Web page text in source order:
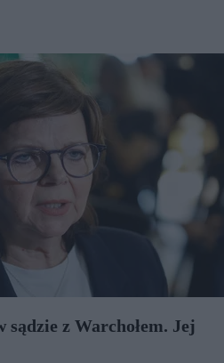
sądzie z Warchołem. Jej